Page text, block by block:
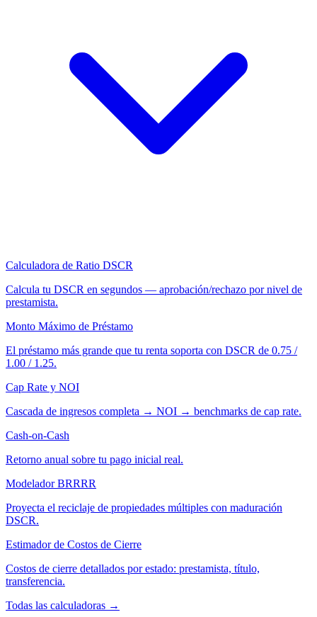
Calculadora de Ratio DSCR
Calcula tu DSCR en segundos — aprobación/rechazo por nivel de
prestamista.
Monto Máximo de Préstamo
El préstamo más grande que tu renta soporta con DSCR de 0.75 /
1.00 / 1.25.
Cap Rate y NOI
Cascada de ingresos completa → NOI → benchmarks de cap rate.
Cash-on-Cash
Retorno anual sobre tu pago inicial real.
Modelador BRRRR
Proyecta el reciclaje de propiedades múltiples con maduración
DSCR.
Estimador de Costos de Cierre
Costos de cierre detallados por estado: prestamista, título,
transferencia.
Todas las calculadoras →